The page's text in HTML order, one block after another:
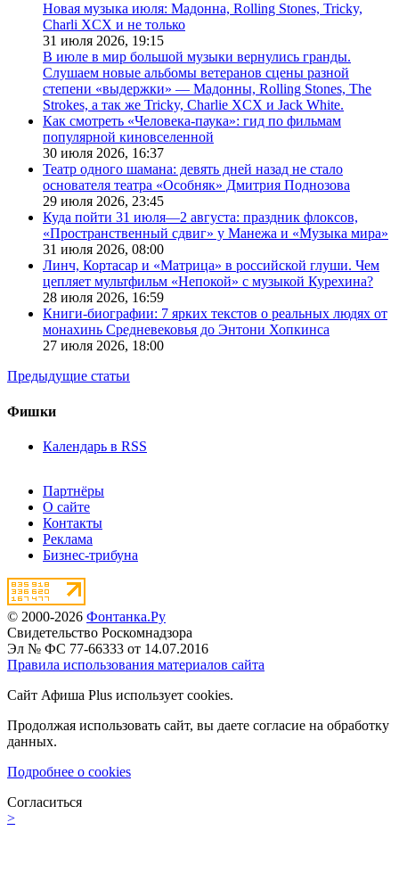
Новая музыка июля: Мадонна, Rolling Stones, Tricky,
Charli XCX и не только
31 июля 2026, 19:15
В июле в мир большой музыки вернулись гранды.
Слушаем новые альбомы ветеранов сцены разной
степени «выдержки» — Мадонны, Rolling Stones, The
Strokes, а так же Tricky, Charlie XCX и Jack White.
Как смотреть «Человека-паука»: гид по фильмам
популярной киновселенной
30 июля 2026, 16:37
Театр одного шамана: девять дней назад не стало
основателя театра «Особняк» Дмитрия Поднозова
29 июля 2026, 23:45
Куда пойти 31 июля—2 августа: праздник флоксов,
«Пространственный сдвиг» у Манежа и «Музыка мира»
31 июля 2026, 08:00
Линч, Кортасар и «Матрица» в российской глуши. Чем
цепляет мультфильм «Непокой» с музыкой Курехина?
28 июля 2026, 16:59
Книги-биографии: 7 ярких текстов о реальных людях от
монахинь Средневековья до Энтони Хопкинса
27 июля 2026, 18:00
Предыдущие статьи
Фишки
Календарь в RSS
Партнёры
О сайте
Контакты
Реклама
Бизнес-трибуна
© 2000-2026 Фонтанка.Ру
Свидетельство Роскомнадзора
Эл № ФС 77-66333 от 14.07.2016
Правила использования материалов сайта
Сайт Афиша Plus использует cookies.
Продолжая использовать сайт, вы даете согласие на обработку
данных.
Подробнее о cookies
Согласиться
>